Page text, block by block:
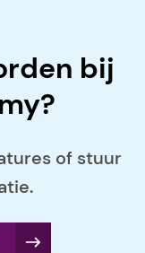
bij
of stuur